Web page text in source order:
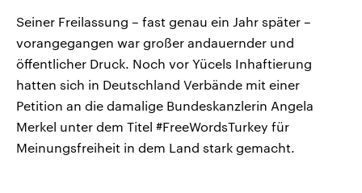
Seiner Freilassung – fast genau ein Jahr später –
vorangegangen war großer andauernder und
öffentlicher Druck. Noch vor Yücels Inhaftierung
hatten sich in Deutschland Verbände mit einer
Petition an die damalige Bundeskanzlerin Angela
Merkel unter dem Titel #FreeWordsTurkey für
Meinungsfreiheit in dem Land stark gemacht.